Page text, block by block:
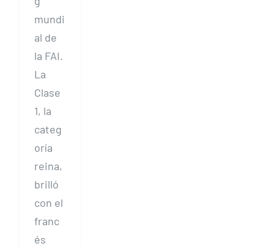
mundi
al de
la FAI.
La
Clase
1, la
categ
oría
reina,
brilló
con el
franc
és